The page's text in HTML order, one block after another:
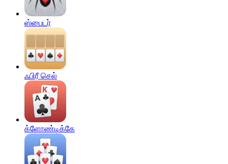
ஸ்பைடர்
ஃபிரீ செல்
க்ளோண்டிக்கே